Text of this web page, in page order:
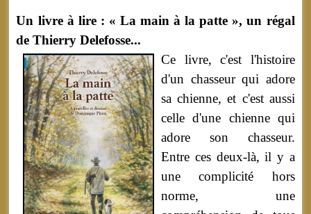
Un livre à lire : « La main à la patte », un régal
de Thierry Delefosse...
Ce livre, c'est l'histoire
d'un chasseur qui adore
sa chienne, et c'est aussi
celle d'une chienne qui
adore son chasseur.
Entre ces deux-là, il y a
une complicité hors
norme, une